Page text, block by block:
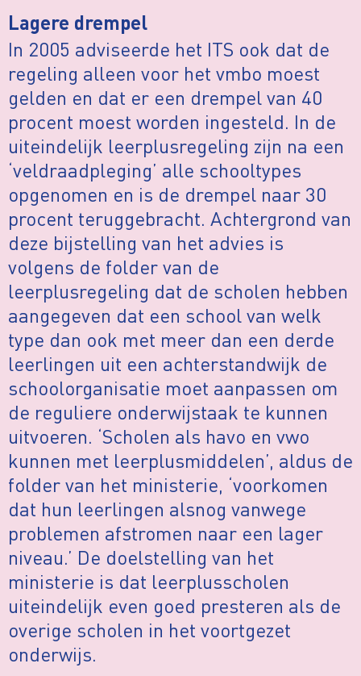
Lagere drempel
In 2005 adviseerde het ITS ook dat de
regeling alleen voor het vmbo moest
gelden en dat er een drempel van 40
procent moest worden ingesteld. In de
uiteindelijk leerplusregeling zijn na een
‘veldraadpleging’ alle schooltypes
opgenomen en is de drempel naar 30
procent teruggebracht. Achtergrond van
deze bijstelling van het advies is
volgens de folder van de
leerplusregeling dat de scholen hebben
aangegeven dat een school van welk
type dan ook met meer dan een derde
leerlingen uit een achterstandwijk de
schoolorganisatie moet aanpassen om
de reguliere onderwijstaak te kunnen
uitvoeren. ‘Scholen als havo en vwo
kunnen met leerplusmiddelen’, aldus de
folder van het ministerie, ‘voorkomen
dat hun leerlingen alsnog vanwege
problemen afstromen naar een lager
niveau.’ De doelstelling van het
ministerie is dat leerplusscholen
uiteindelijk even goed presteren als de
overige scholen in het voortgezet
onderwijs.